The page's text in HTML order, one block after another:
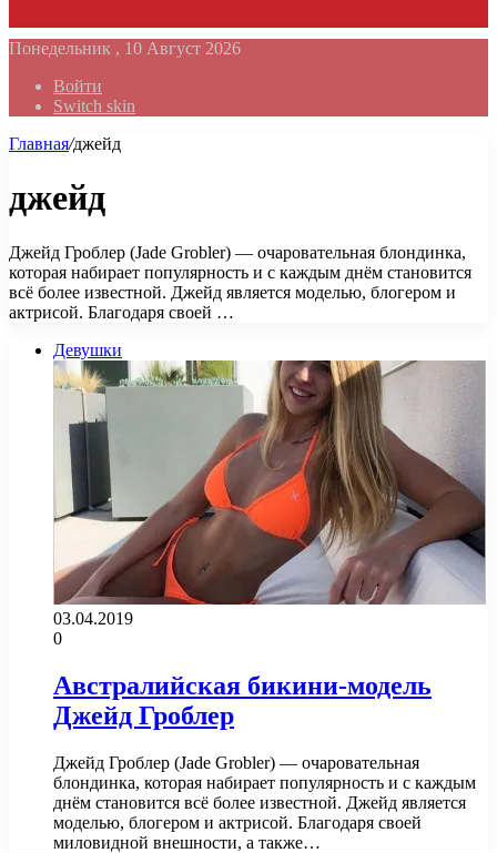
Понедельник , 10 Август 2026
Войти
Switch skin
Главная/джейд
джейд
Джейд Гроблер (Jade Grobler) — очаровательная блондинка,
которая набирает популярность и с каждым днём становится
всё более известной. Джейд является моделью, блогером и
актрисой. Благодаря своей …
Девушки
03.04.2019
0
Австралийская бикини-модель
Джейд Гроблер
Джейд Гроблер (Jade Grobler) — очаровательная
блондинка, которая набирает популярность и с каждым
днём становится всё более известной. Джейд является
моделью, блогером и актрисой. Благодаря своей
миловидной внешности, а также…